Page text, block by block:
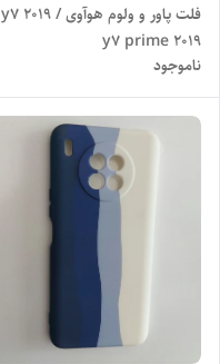
فلت پاور و ولوم هوآوی y7 2019 /
y7 prime 2019
ناموجود